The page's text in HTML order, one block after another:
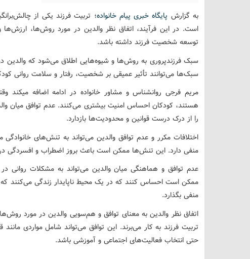
به گزارش پایگاه خبری پیام خانواده؛ تربیت فرزند یکی از
است. در این فرآیند، اتفاق نظر والدین در مورد روش‌ها، ارزش‌ها
توسعه شخصیت فرزند داشته باشد.
سبک فرزندپروری به روش‌ها و شیوه‌هایی اطلاق می‌شود که والدین
سبک‌ها می‌توانند تأثیر عمیقی بر شخصیت، رفتار و سلامت روانی
مریم فرجی روانشناس و مشاور خانواده در ادامه اضافه
هستند، کودکان احساس امنیت بیشتری می‌کنند. عدم توافق میان
را از درک درست قوانین و محدودیت‌ها بازدارد.
اختلافات مکرر و عدم توافق والدین می‌تواند به تنش‌های خانوادگی
منفی دارد. این تنش‌ها ممکن است باعث بروز اضطراب و افسردگی
عدم توافق و هماهنگی میان والدین می‌تواند به مشکلات روانی
ممکن است احساس کنند که در یک محیط ناپایدار زندگی می‌کنند که
منفی بگذارد.
اتفاق نظر والدین به معنای توافق و هم‌سویی والدین در مورد
تربیت فرزند به کار می‌برند. این توافق می‌تواند شامل مواردی
حتی انتخاب فعالیت‌های اجتماعی و آموزشی باشد.